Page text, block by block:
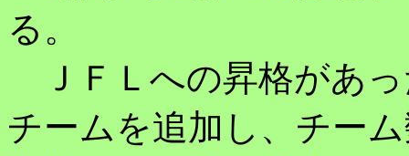
る。
ＪＦＬへの昇格があっ
チームを追加し、チー